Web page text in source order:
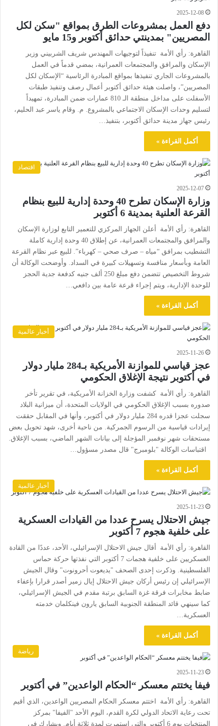
2025-12-08
دفع العمل بمشروعات الطرق بمواقع "سكن لكل
المصريين" بمدينتي حدائق أكتوبر و15 مايو
القاهرة: رأي الأمة تنفيذاً لتوجيهات المهندس شريف الشربيني وزير
الإسكان والمرافق والمجتمعات العمرانية، بمضي قدماً في العمل
بالمشروعات الجاري تنفيذها بمواقع المبادرة الرئاسية “الإسكان لكل
المصريين”، واصلت هيئة حدائق أكتوبر أعمال رصف وتنفيذ طبقات
الأسفلت على مداخل منطقة الـ 810 عمارات ضمن المبادرة، تمهيداً
لتسليم وحدات الإسكان الاجتماعي بالمشروع. م. وقام ياسر عبد الحليم،
رئيس جهاز مدينة حدائق أكتوبر، بتنفيذ…
أكمل القراءة »
اقتصاد
2025-12-07
وزارة الإسكان تطرح 40 وحدة إدارية للبيع بنظام
القرعة العلنية بمدينة 6 أكتوبر
القاهرة: رأي الأمة أعلن الجهاز المركزي للتعمير التابع لوزارة الإسكان
والمرافق والمجتمعات العمرانية، عن إطلاق 40 وحدة إدارية كاملة
التشطيب بمرافق “مياه – صرف صحي – كهرباء”. للبيع عبر نظام القرعة
العامة وبأسعار منافسة وتسهيلات كبيرة في السداد. وأوضحت الوكالة أن
شروط التخصيص تتضمن دفع مبلغ 250 ألف جنيه كدفعة جدية الحجز
للوحدة الإدارية، ويتم إجراء قرعة عامة بين دافعي…
أكمل القراءة »
أخبار عالمية
2025-11-26
عجز قياسي للموازنة الأمريكية بـ284 مليار دولار
في أكتوبر نتيجة الإغلاق الحكومي
القاهرة: رأي الأمة كشفت وزارة الخزانة الأمريكية، في تقرير تأخر
صدوره بسبب الإغلاق الحكومي في الولايات المتحدة، أن ميزانية البلاد
سجلت عجزا قدره 284 مليار دولار في أكتوبر، وأنها في المقابل حققت
إيرادات قياسية من الرسوم الجمركية. من ناحية أخرى، شهد تحويل بعض
مستحقات شهر نوفمبر المؤجلة إلى بيانات الشهر الماضي، بسبب الإغلاق.
اقتباسات الوكالة "بلومبرج" قال مصدر مسؤول…
أكمل القراءة »
أخبار عالمية
2025-11-23
جيش الاحتلال يسرح عددا من القيادات العسكرية
على خلفية هجوم 7 أكتوبر
القاهرة: رأي الأمة أقال جيش الاحتلال الإسرائيلي، الأحد، عددًا من القادة
العسكريين على خلفية هجمات 7 أكتوبر التي نفذتها حركة حماس
الفلسطينية. وذكرت إحدى الصحف "يديعوت أحرونوت" وقال الجيش
الإسرائيلي إن رئيس أركان جيش الاحتلال إيال زمير أصدر قرارا بإعفاء
ضابط مخابرات فرقة غزة السابق برتبة مقدم في الجيش الإسرائيلي،
كما سينهي قائد المنطقة الجنوبية السابق يارون فينكلمان خدمته
العسكرية…
أكمل القراءة »
رياضة
2025-11-23
فيفا يختتم معسكر “الحكام الواعدين” في أكتوبر
القاهرة: رأي الأمة اختتم معسكر الحكام المصريين الواعدين، الذي أقيم
تحت رعاية الاتحاد الدولي لكرة القدم، اليوم الأحد "الفيفا" بمركز
المنتخبات يوم 6 أكتوبر والتي استمرت لمدة ثلاثة أيام. ويشارك في